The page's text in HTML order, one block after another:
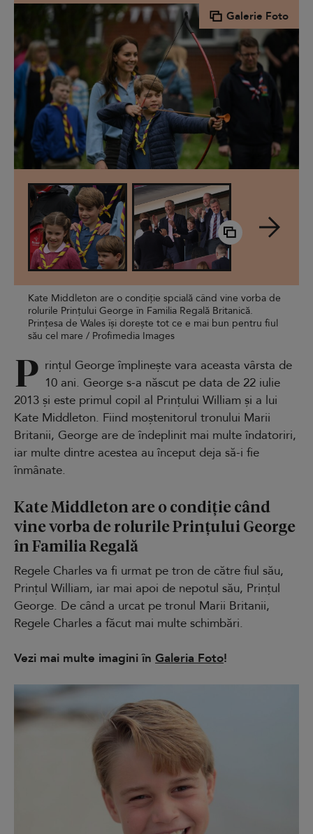
Galerie Foto
Kate Middleton are o condiție spcială când vine vorba de
rolurile Prințului George în Familia Regală Britanică.
Prințesa de Wales își dorește tot ce e mai bun pentru fiul
său cel mare / Profimedia Images
P rințul George împlinește vara aceasta vârsta de
10 ani. George s-a născut pe data de 22 iulie
2013 și este primul copil al Prințului William și a lui
Kate Middleton. Fiind moștenitorul tronului Marii
Britanii, George are de îndeplinit mai multe îndatoriri,
iar multe dintre acestea au început deja să-i fie
înmânate.
Kate Middleton are o condiție când
vine vorba de rolurile Prințului George
în Familia Regală
Regele Charles va fi urmat pe tron de către fiul său,
Prințul William, iar mai apoi de nepotul său, Prințul
George. De când a urcat pe tronul Marii Britanii,
Regele Charles a făcut mai multe schimbări.
Vezi mai multe imagini în Galeria Foto!